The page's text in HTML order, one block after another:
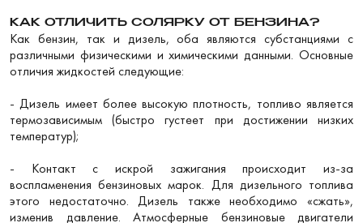
КАК ОТЛИЧИТЬ СОЛЯРКУ ОТ БЕНЗИНА?
Как бензин, так и дизель, оба являются субстанциями с
различными физическими и химическими данными. Основные
отличия жидкостей следующие:
- Дизель имеет более высокую плотность, топливо является
термозависимым (быстро густеет при достижении низких
температур);
- Контакт с искрой зажигания происходит из-за
воспламенения бензиновых марок. Для дизельного топлива
этого недостаточно. Дизель также необходимо «сжать»,
изменив давление. Атмосферные бензиновые двигатели